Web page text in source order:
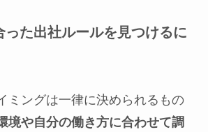
った出社ルールを見つけるに
ミングは一律に決められるもの
境や自分の働き方に合わせて調